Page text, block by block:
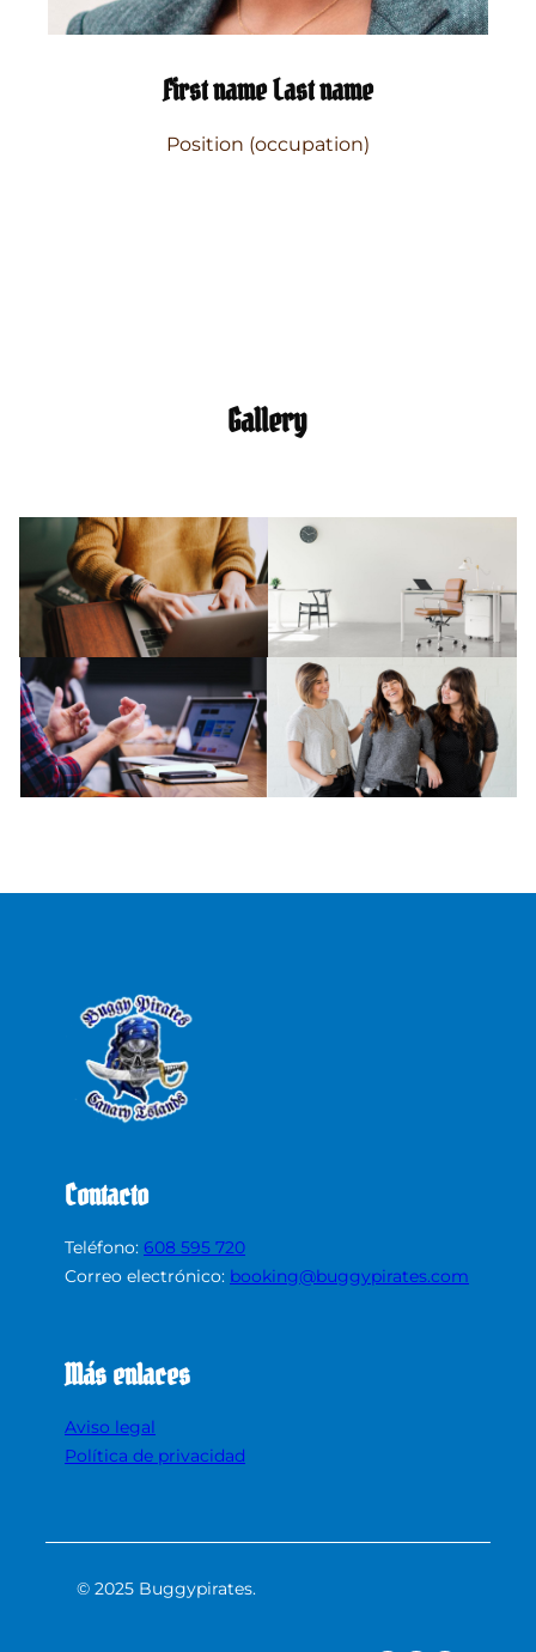
First name Last name
Position (occupation)
Gallery
Contacto
Teléfono: 608 595 720
Correo electrónico: booking@buggypirates.com
Más enlaces
Aviso legal
Política de privacidad
© 2025 Buggypirates.